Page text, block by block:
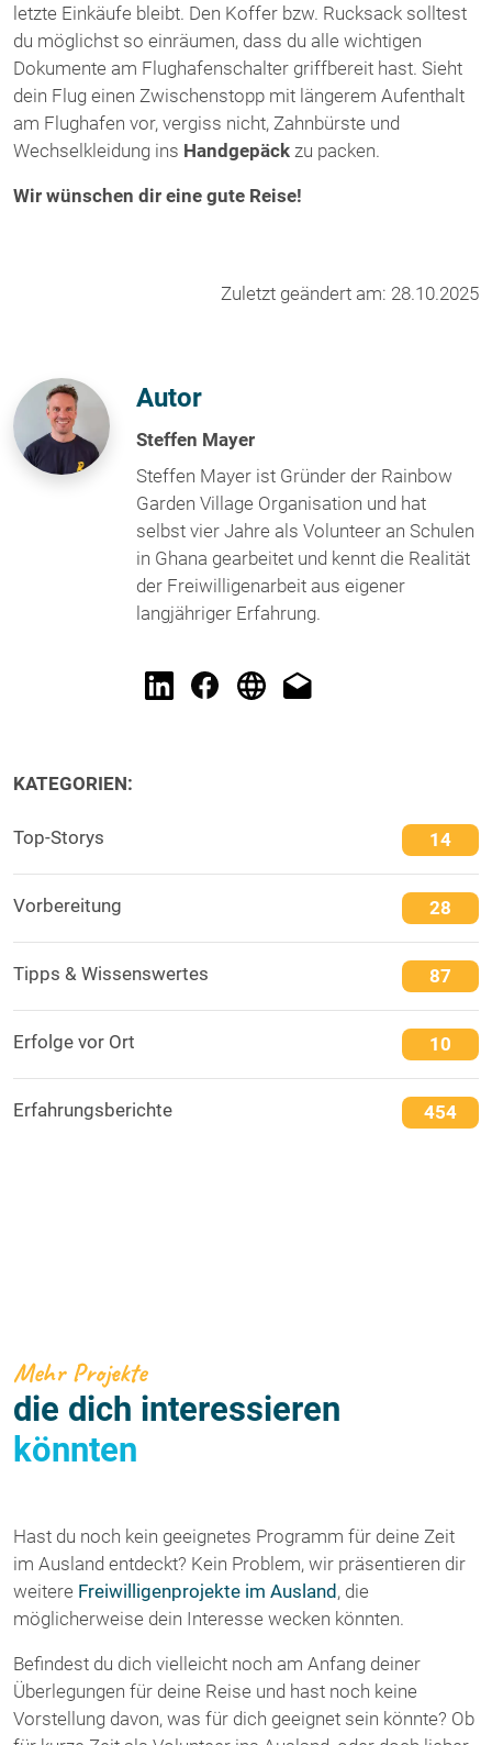
letzte Einkäufe bleibt. Den Koffer bzw. Rucksack solltest
du möglichst so einräumen, dass du alle wichtigen
Dokumente am Flughafenschalter griffbereit hast. Sieht
dein Flug einen Zwischenstopp mit längerem Aufenthalt
am Flughafen vor, vergiss nicht, Zahnbürste und
Wechselkleidung ins Handgepäck zu packen.
Wir wünschen dir eine gute Reise!
Zuletzt geändert am: 28.10.2025
Autor
Steffen Mayer
Steffen Mayer ist Gründer der Rainbow
Garden Village Organisation und hat
selbst vier Jahre als Volunteer an Schulen
in Ghana gearbeitet und kennt die Realität
der Freiwilligenarbeit aus eigener
langjähriger Erfahrung.
KATEGORIEN:
Top-Storys 14
Vorbereitung 28
Tipps & Wissenswertes 87
Erfolge vor Ort 10
Erfahrungsberichte 454
Mehr Projekte
die dich interessieren
könnten
Hast du noch kein geeignetes Programm für deine Zeit
im Ausland entdeckt? Kein Problem, wir präsentieren dir
weitere Freiwilligenprojekte im Ausland, die
möglicherweise dein Interesse wecken könnten.
Befindest du dich vielleicht noch am Anfang deiner
Überlegungen für deine Reise und hast noch keine
Vorstellung davon, was für dich geeignet sein könnte? Ob